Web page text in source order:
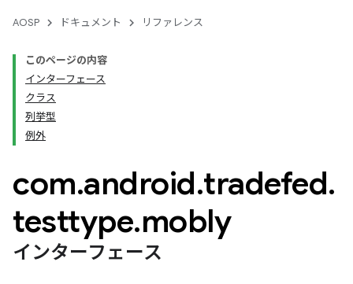
AOSP ドキュメント リファレンス
このページの内容
インターフェース
クラス
列挙型
例外
com.android.tradefed.
testtype.mobly
インターフェース